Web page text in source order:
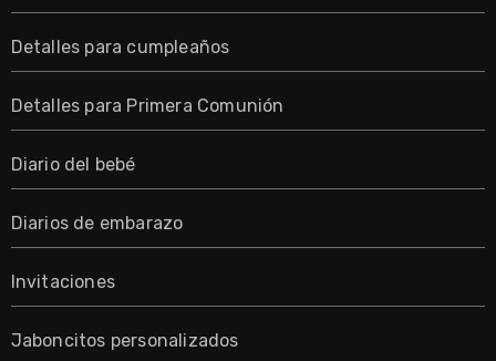
Detalles para cumpleaños
Detalles para Primera Comunión
Diario del bebé
Diarios de embarazo
Invitaciones
Jaboncitos personalizados